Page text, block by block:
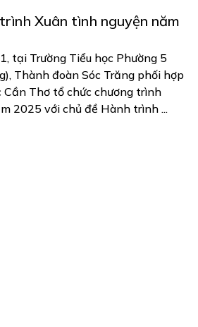
Xuân tình nguyện năm
tại Trường Tiểu học Phường 5
Thành đoàn Sóc Trăng phối hợp
Thơ tổ chức chương trình
2025 với chủ đề Hành trình ...